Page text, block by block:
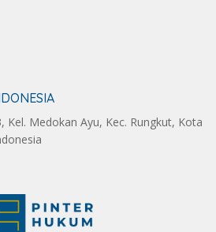
Kel. Medokan Ayu, Kec. Rungkut, Kota